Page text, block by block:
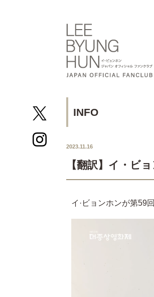
INFO
2023.11.16
【翻訳】イ・ビ
イ·ビョンホンが第59